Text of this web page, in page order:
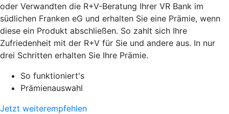
oder Verwandten die R+V-Beratung Ihrer VR Bank im
südlichen Franken eG und erhalten Sie eine Prämie, wenn
diese ein Produkt abschließen. So zahlt sich Ihre
Zufriedenheit mit der R+V für Sie und andere aus. In nur
drei Schritten erhalten Sie Ihre Prämie.
So funktioniert's
Prämienauswahl
Jetzt weiterempfehlen